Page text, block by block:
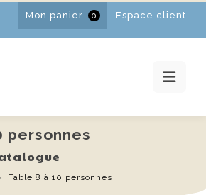
Mon panier 0 Espace client
personnes
Table 8 à 10 personnes